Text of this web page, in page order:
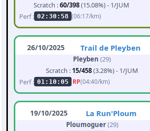
Scratch :60/398(15.08%) - 1/JUM
Perf : 02:30:58 (06:17/km)
26/10/2025 Trail de Pleyben
Pleyben (29)
Scratch : 15/458(3.28%) - 1/JUM
Perf : 01:10:05 RP(04:40/km)
19/10/2025 La Run'Ploum
Ploumoguer(29)